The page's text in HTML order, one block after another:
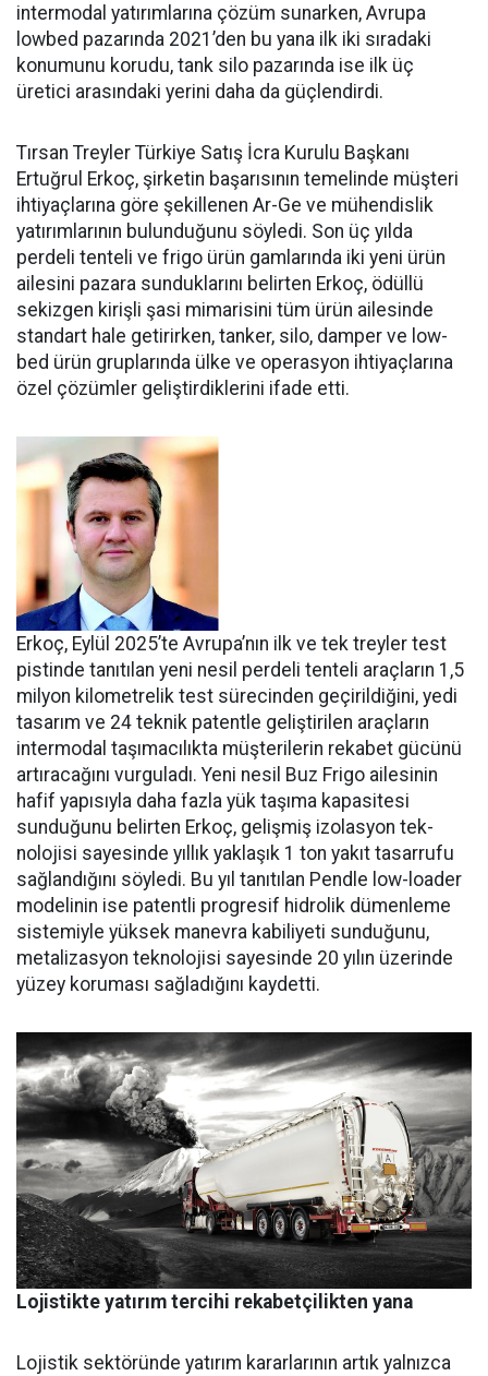
intermodal yatırımlarına çözüm sunarken, Avrupa
lowbed pazarında 2021’den bu yana ilk iki sıradaki
konumunu korudu, tank silo pazarında ise ilk üç
üretici arasındaki yerini daha da güçlen­dirdi.
Tırsan Treyler Türkiye Satış İcra Kurulu Başkanı
Ertuğrul Er­koç, şirketin başarısının teme­linde müşteri
ihtiyaçlarına göre şekillenen Ar-Ge ve mühendislik
yatırımlarının bulunduğunu söy­ledi. Son üç yılda
perdeli tenteli ve frigo ürün gamlarında iki yeni ürün
ailesini pazara sundukları­nı belirten Erkoç, ödüllü
sekizgen kirişli şasi mimarisini tüm ürün ailesinde
standart hale getirir­ken, tanker, silo, damper ve low­
bed ürün gruplarında ülke ve ope­rasyon ihtiyaçlarına
özel çözüm­ler geliştirdiklerini ifade etti.
Erkoç, Eylül 2025’te Avru­pa’nın ilk ve tek treyler test
pistin­de tanıtılan yeni nesil perdeli ten­teli araçların 1,5
milyon kilomet­relik test sürecinden geçirildiğini, yedi
tasarım ve 24 teknik patentle geliştirilen araçların
intermodal taşımacılıkta müşterilerin reka­bet gücünü
artıracağını vurgula­dı. Yeni nesil Buz Frigo ailesinin
hafif yapısıyla daha fazla yük ta­şıma kapasitesi
sunduğunu belir­ten Erkoç, gelişmiş izolasyon tek­
nolojisi sayesinde yıllık yaklaşık 1 ton yakıt tasarrufu
sağlandığı­nı söyledi. Bu yıl tanıtılan Pendle low-loader
modelinin ise patent­li progresif hidrolik dümenleme
sistemiyle yüksek manevra kabi­liyeti sunduğunu,
metalizasyon teknolojisi sayesinde 20 yılın üze­rinde
yüzey koruması sağladığını kaydetti.
Lojistikte yatırım tercihi rekabetçilikten yana
Lojistik sektöründe yatırım ka­rarlarının artık yalnızca